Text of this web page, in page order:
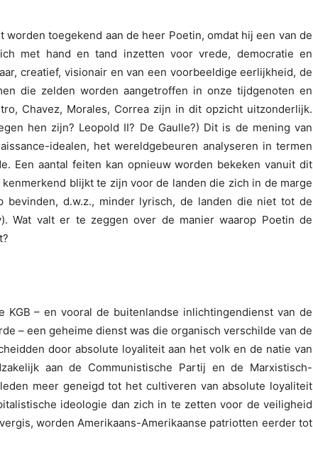
worden toegekend aan de heer Poetin, omdat hij een van de
met hand en tand inzetten voor vrede, democratie en
creatief, visionair en van een voorbeeldige eerlijkheid, de
die zelden worden aangetroffen in onze tijdgenoten en
Chavez, Morales, Correa zijn in dit opzicht uitzonderlijk.
hen zijn? Leopold II? De Gaulle?) Dit is de mening van
idealen, het wereldgebeuren analyseren in termen
Een aantal feiten kan opnieuw worden bekeken vanuit dit
blijkt te zijn voor de landen die zich in de marge
bevinden, d.w.z., minder lyrisch, de landen die niet tot de
Wat valt er te zeggen over de manier waarop Poetin de
– en vooral de buitenlandse inlichtingendienst van de
– een geheime dienst was die organisch verschilde van de
door absolute loyaliteit aan het volk en de natie van
aan de Communistische Partij en de Marxistisch-
meer geneigd tot het cultiveren van absolute loyaliteit
ideologie dan zich in te zetten voor de veiligheid
worden Amerikaans-Amerikaanse patriotten eerder tot